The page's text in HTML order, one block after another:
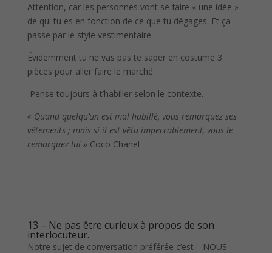
Attention, car les personnes vont se faire « une idée »
de qui tu es en fonction de ce que tu dégages. Et ça
passe par le style vestimentaire.
Évidemment tu ne vas pas te saper en costume 3
pièces pour aller faire le marché.
Pense toujours à t’habiller selon le contexte.
« Quand quelqu’un est mal habillé, vous remarquez ses
vêtements ; mais si il est vêtu impeccablement, vous le
remarquez lui » Coco Chanel
13 – Ne pas être curieux à propos de son
interlocuteur.
Notre sujet de conversation préférée c’est : NOUS-